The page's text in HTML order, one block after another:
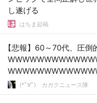
し遂げる
はちま起稿
【悲報】60～70代、圧倒
WWW(*ﾟ∀ﾟ)ゞカガクニュース隊